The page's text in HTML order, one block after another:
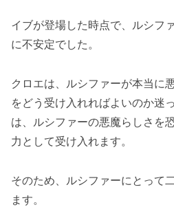
イブが登場した時点で、ルシフ
に不安定でした。
クロエは、ルシファーが本当に
をどう受け入れればよいのか迷
は、ルシファーの悪魔らしさを
力として受け入れます。
そのため、ルシファーにとって
ます。